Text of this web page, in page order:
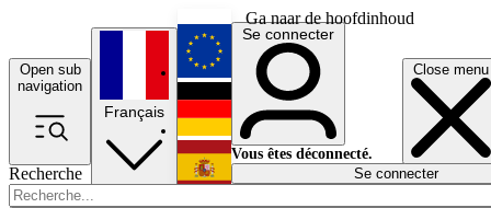
Ga naar de hoofdinhoud
Open sub
navigation
Close menu
Recherche
Français
English
Deutsch
Español
Se connecter
Vous êtes déconnecté.
Se connecter